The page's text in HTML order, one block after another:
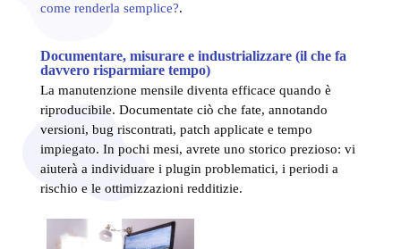
come renderla semplice?.
Documentare, misurare e industrializzare (il che fa
davvero risparmiare tempo)
La manutenzione mensile diventa efficace quando è
riproducibile. Documentate ciò che fate, annotando
versioni, bug riscontrati, patch applicate e tempo
impiegato. In pochi mesi, avrete uno storico prezioso: vi
aiuterà a individuare i plugin problematici, i periodi a
rischio e le ottimizzazioni redditizie.